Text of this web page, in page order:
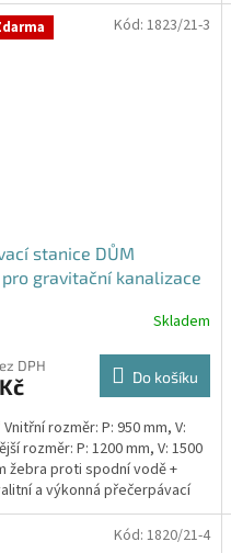
stanice DŮM
pro gravitační kanalizace
Skladem
DPH
Do košíku
rozměr: P: 950 mm, V:
rozměr: P: 1200 mm, V: 1500
žebra proti spodní vodě +
a výkonná přečerpávací
Kód: 1823/21-3
Kód: 1820/21-4